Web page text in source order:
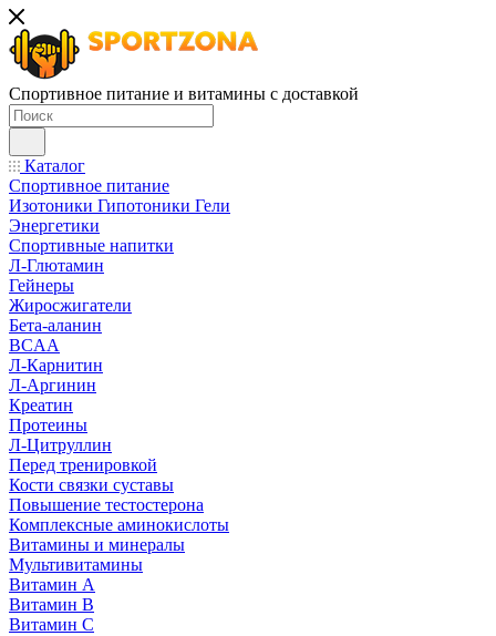
Спортивное питание и витамины с доставкой
Каталог
Спортивное питание
Изотоники Гипотоники Гели
Энергетики
Спортивные напитки
Л-Глютамин
Гейнеры
Жиросжигатели
Бета-аланин
BCAA
Л-Карнитин
Л-Аргинин
Креатин
Протеины
Л-Цитруллин
Перед тренировкой
Кости связки суставы
Повышение тестостерона
Комплексные аминокислоты
Витамины и минералы
Мультивитамины
Витамин A
Витамин B
Витамин C